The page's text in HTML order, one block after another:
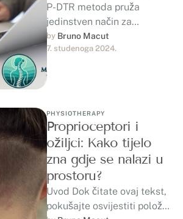
P-DTR metoda pruža
jedinstven način za
optimizaciju vašeg tijela i
uma, omogućujući vam da
performanse u …
by Bruno Macut
7. studenoga 2024.
PHYSIOTHERAPY
Proprioceptori i
ožiljci: Kako tijelo
zna gdje se nalazi u
prostoru?
Uvod Dok čitate ovaj tekst,
pokušajte osvijestiti položaj